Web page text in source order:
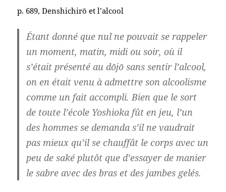
p. 689, Denshichirō et l’alcool
Étant donné que nul ne pouvait se rappeler
un moment, matin, midi ou soir, où il
s’était présenté au dōjō sans sentir l’alcool,
on en était venu à admettre son alcoolisme
comme un fait accompli. Bien que le sort
de toute l’école Yoshioka fût en jeu, l’un
des hommes se demanda s’il ne vaudrait
pas mieux qu’il se chauffât le corps avec un
peu de saké plutôt que d’essayer de manier
le sabre avec des bras et des jambes gelés.